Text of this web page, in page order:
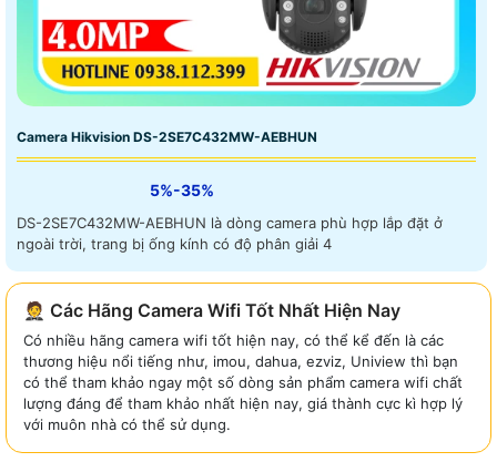
Camera Hikvision DS-2SE7C432MW-AEBHUN
5%-35%
DS-2SE7C432MW-AEBHUN là dòng camera phù hợp lắp đặt ở
ngoài trời, trang bị ống kính có độ phân giải 4
🤵 Các Hãng Camera Wifi Tốt Nhất Hiện Nay
Có nhiều hãng camera wifi tốt hiện nay, có thể kể đến là các
thương hiệu nổi tiếng như, imou, dahua, ezviz, Uniview thì bạn
có thể tham khảo ngay một số dòng sản phẩm camera wifi chất
lượng đáng để tham khảo nhất hiện nay, giá thành cực kì hợp lý
với muôn nhà có thể sử dụng.